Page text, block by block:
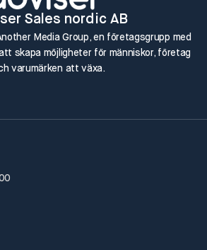
Sales nordic AB
Media Group, en företagsgrupp med
skapa möjligheter för människor, företag
varumärken att växa.